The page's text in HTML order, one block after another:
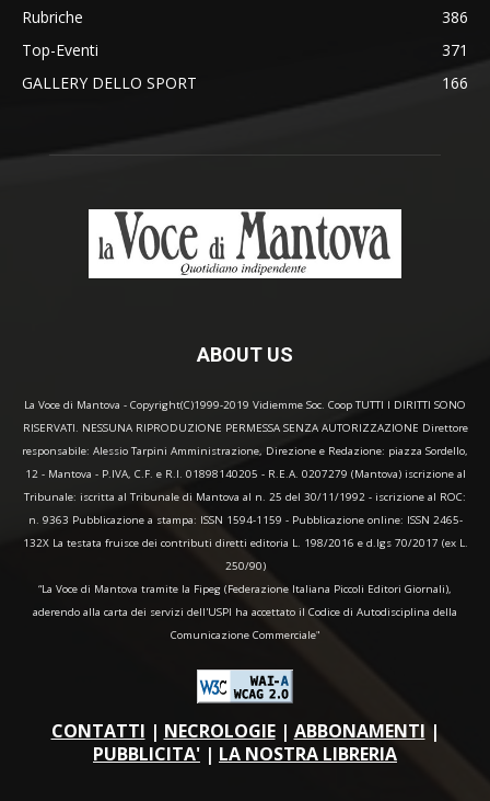
Rubriche
386
Top-Eventi
371
GALLERY DELLO SPORT
166
ABOUT US
La Voce di Mantova - Copyright(C)1999-2019 Vidiemme Soc. Coop TUTTI I DIRITTI SONO
RISERVATI. NESSUNA RIPRODUZIONE PERMESSA SENZA AUTORIZZAZIONE Direttore
responsabile: Alessio Tarpini Amministrazione, Direzione e Redazione: piazza Sordello,
12 - Mantova - P.IVA, C.F. e R.I. 01898140205 - R.E.A. 0207279 (Mantova) iscrizione al
Tribunale: iscritta al Tribunale di Mantova al n. 25 del 30/11/1992 - iscrizione al ROC:
n. 9363 Pubblicazione a stampa: ISSN 1594-1159 - Pubblicazione online: ISSN 2465-
132X La testata fruisce dei contributi diretti editoria L. 198/2016 e d.lgs 70/2017 (ex L.
250/90)
“La Voce di Mantova tramite la Fipeg (Federazione Italiana Piccoli Editori Giornali),
aderendo alla carta dei servizi dell'USPI ha accettato il Codice di Autodisciplina della
Comunicazione Commerciale"
CONTATTI | NECROLOGIE| ABBONAMENTI |
PUBBLICITA' | LA NOSTRA LIBRERIA